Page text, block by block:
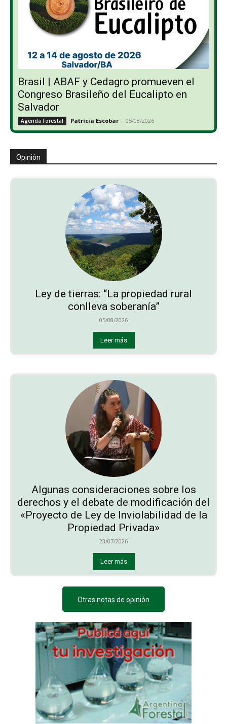
Brasil | ABAF y Cedagro promueven el
Congreso Brasileño del Eucalipto en
Salvador
Agenda Forestal Patricia Escobar - 05/08/2026
Opinión
Ley de tierras: “La propiedad rural
conlleva soberanía”
05/08/2026
Leer más
Algunas consideraciones sobre los
derechos y el debate de modificación del
«Proyecto de Ley de Inviolabilidad de la
Propiedad Privada»
23/07/2026
Leer más
Otras notas de opinión